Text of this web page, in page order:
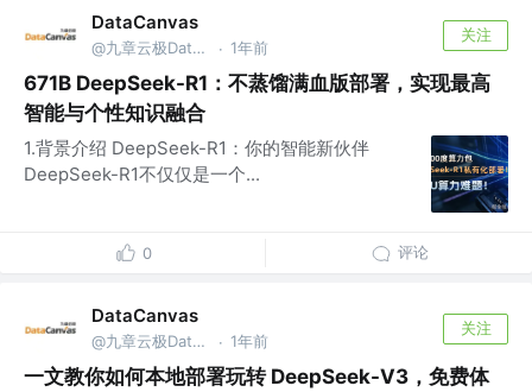
DataCanvas
@九章云极DataCanvas · 1年前
关注
671B DeepSeek-R1：不蒸馏满血版部署，实现最高
智能与个性知识融合
1.背景介绍 DeepSeek-R1：你的智能新伙伴
DeepSeek-R1不仅仅是一个...
0 评论
DataCanvas
@九章云极DataCanvas · 1年前
关注
一文教你如何本地部署玩转 DeepSeek-V3，免费体